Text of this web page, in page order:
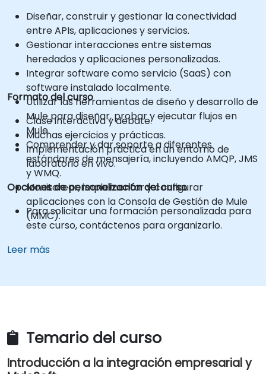
Diseñar, construir y gestionar la conectividad
entre APIs, aplicaciones y servicios.
Gestionar interacciones entre sistemas
heredados y aplicaciones personalizadas.
Integrar software como servicio (SaaS) con
software instalado localmente.
Utilizar las herramientas de diseño y desarrollo de
Mule para diseñar, probar y ejecutar flujos en
Mule.
Comprender y dar soporte a diferentes
estándares de mensajería, incluyendo AMQP, JMS
y WMQ.
Monitorear, implementar y configurar
aplicaciones con la Consola de Gestión de Mule
(MMC).
Formato del curso
Clase interactiva y debate.
Muchas ejercicios y prácticas.
Implementación práctica en un entorno de
laboratorio en vivo.
Opciones de personalización del curso
Para solicitar una formación personalizada para
este curso, contáctenos para organizarlo.
Leer más
Temario del curso
Introducción a la integración empresarial y